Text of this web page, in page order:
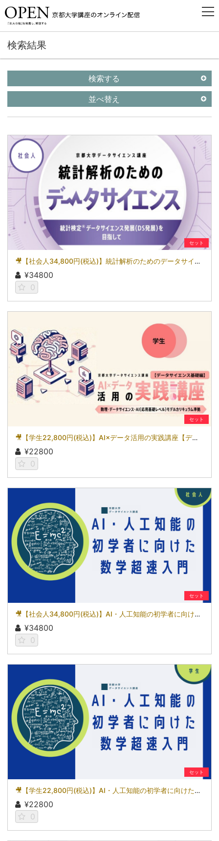
検索結果
検索する
並べ替え
セット
🎥【社会人34,800円(税込)】統計解析のためのデータサイエンス～統計検定(R)データサイエンス発展（DS発展）を目指して～［京都大学データサイエンス講座］（2026）
¥34800
0
セット
🎥【学生22,800円(税込)】AI×データ活用の実践講座【データサイエンス基礎編】〜数理・データサイエンス・AI（応用基礎レベル）モデルカリキュラム準拠〜［京都大学データサイエンス講座］（2026）
¥22800
0
セット
🎥【社会人34,800円(税込)】AI・人工知能の初学者に向けた数学超速入門［京都大学データサイエンス講座］（2026）
¥34800
0
セット
🎥【学生22,800円(税込)】AI・人工知能の初学者に向けた数学超速入門［京都大学データサイエンス講座］（2026）
¥22800
0